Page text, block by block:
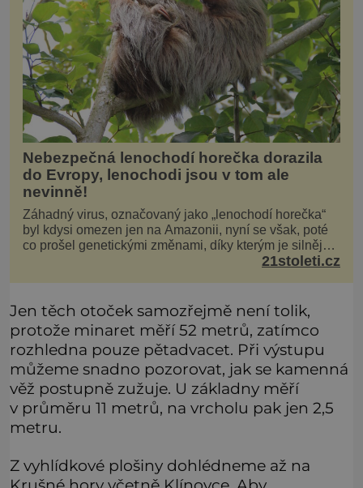
Nebezpečná lenochodí horečka dorazila
do Evropy, lenochodi jsou v tom ale
nevinně!
Záhadný virus, označovaný jako „lenochodí horečka“
byl kdysi omezen jen na Amazonii, nyní se však, poté
co prošel genetickými změnami, díky kterým je silnější,
šíří po celé Americe a první případy se objevily už i v
21stoleti.cz
Jen těch otoček samozřejmě není tolik,
protože minaret měří 52 metrů, zatímco
rozhledna pouze pětadvacet. Při výstupu
můžeme snadno pozorovat, jak se kamenná
věž postupně zužuje. U základny měří
v průměru 11 metrů, na vrcholu pak jen 2,5
metru.
Z vyhlídkové plošiny dohlédneme až na